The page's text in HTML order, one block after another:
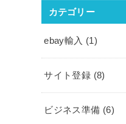
カテゴリー
ebay輸入 (1)
サイト登録 (8)
ビジネス準備 (6)